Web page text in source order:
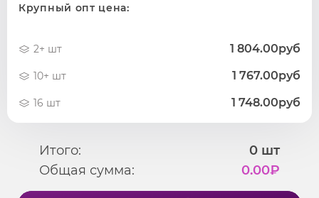
Крупный опт цена:
2+ шт 1 804.00руб
10+ шт 1 767.00руб
16 шт 1 748.00руб
Итого: 0 шт
Общая сумма:
0.00₽